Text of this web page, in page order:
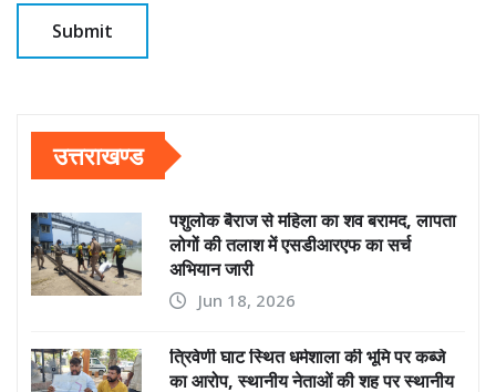
उत्तराखण्ड
पशुलोक बैराज से महिला का शव बरामद, लापता
लोगों की तलाश में एसडीआरएफ का सर्च
अभियान जारी
Jun 18, 2026
त्रिवेणी घाट स्थित धर्मशाला की भूमि पर कब्जे
का आरोप, स्थानीय नेताओं की शह पर स्थानीय